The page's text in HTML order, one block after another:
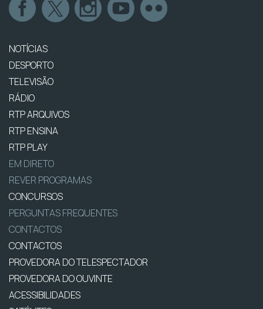
NOTÍCIAS
DESPORTO
TELEVISÃO
RÁDIO
RTP ARQUIVOS
RTP ENSINA
RTP PLAY
EM DIRETO
REVER PROGRAMAS
CONCURSOS
PERGUNTAS FREQUENTES
CONTACTOS
CONTACTOS
PROVEDORA DO TELESPECTADOR
PROVEDORA DO OUVINTE
ACESSIBILIDADES